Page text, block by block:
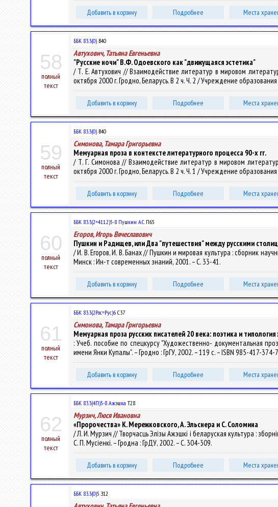
Добавить в корзину Подробнее Места
58
полный
текст
ББК 83.3(0) В40
Автухович, Татьяна Евгеньевна
"Русские ночи" В.Ф. Одоевского как "движущаяся эстетика"
/ Т. Е. Автухович // Взаимодействие литератур в мировом
октября 2000 г. Гродно, Беларусь. В 2 ч. Ч. 2 / Учреждение
Добавить в корзину Подробнее Места
59
полный
текст
ББК 83.3(0) В40
Симонова, Тамара Григорьевна
Мемуарная проза в контексте литературного процесса 90-х гг.
/ Т. Г. Симонова // Взаимодействие литератур в мировом
октября 2000 г. Гродно, Беларусь. В 2 ч. Ч. 1 / Учреждение
Добавить в корзину Подробнее Места
60
полный
текст
ББК 83.3(2=411.2)5-8 Пушкин А.С.П65
Егоров, Игорь Вячеславович
Пушкин и Радищев, или Два "путешествия" между русскими
/ И. В. Егоров, И. В. Банах // Пушкин и мировая культура : сборник
Минск : Ин-т современных знаний, 2001. – С. 33-41.
Добавить в корзину Подробнее Места
61
полный
текст
ББК 83.3(2Рос=Рус)6 С37
Симонова, Тамара Григорьевна
Мемуарная проза русских писателей 20 века: поэтика и
: Учеб. пособие по спецкурсу "Художественно- документальная
имени Янки Купалы". – Гродно : ГрГУ, 2002. – 119 с. – ISBN 985-417-374-
Добавить в корзину Подробнее Места
62
полный
текст
ББК 83.3(4П)5-8 Ажэшка Т28
Мурзич, Люся Ивановна
«Пророчества» К. Мережковского, А. Эльснера и С. Соломина
/ Л. И. Мурзич // Творчасць Элізы Ажэшкі і беларуская культура :
С. П. Мусіенкі. – Гродна : ГрДУ, 2002. – С. 304-309.
Добавить в корзину Подробнее Места
ББК 83.3(0)5 З12